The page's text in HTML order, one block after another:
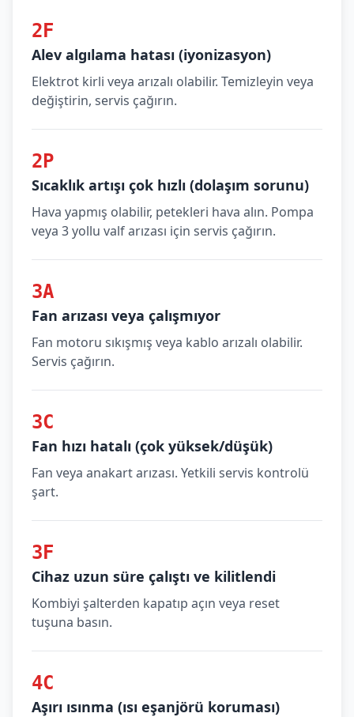
2F
Alev algılama hatası (iyonizasyon)
Elektrot kirli veya arızalı olabilir. Temizleyin veya
değiştirin, servis çağırın.
2P
Sıcaklık artışı çok hızlı (dolaşım sorunu)
Hava yapmış olabilir, petekleri hava alın. Pompa
veya 3 yollu valf arızası için servis çağırın.
3A
Fan arızası veya çalışmıyor
Fan motoru sıkışmış veya kablo arızalı olabilir.
Servis çağırın.
3C
Fan hızı hatalı (çok yüksek/düşük)
Fan veya anakart arızası. Yetkili servis kontrolü
şart.
3F
Cihaz uzun süre çalıştı ve kilitlendi
Kombiyi şalterden kapatıp açın veya reset
tuşuna basın.
4C
Aşırı ısınma (ısı eşanjörü koruması)